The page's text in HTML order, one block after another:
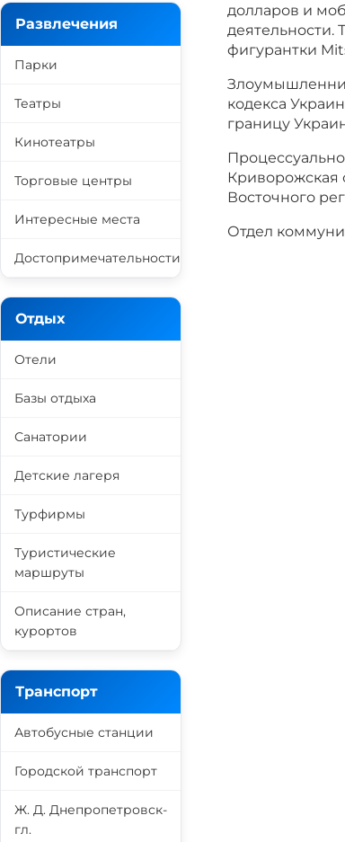
долларов и
фигурантки
кодекса
границу
Криворожская
Восточного
Отдел
Развлечения
Парки
Театры
Кинотеатры
Торговые центры
Интересные места
Достопримечательности
Отдых
Отели
Базы отдыха
Санатории
Детские лагеря
Турфирмы
Туристические
маршруты
Описание стран,
курортов
Транспорт
Автобусные станции
Городской транспорт
Ж. Д. Днепропетровск-
гл.